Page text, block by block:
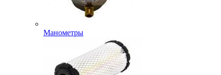
Манометры